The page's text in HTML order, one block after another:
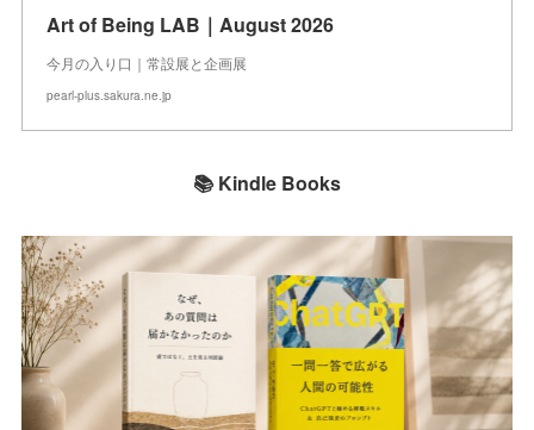
Art of Being LAB｜August 2026
今月の入り口｜常設展と企画展
pearl-plus.sakura.ne.jp
📚 Kindle Books